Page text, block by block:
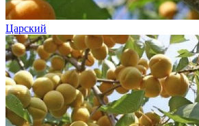
Царский